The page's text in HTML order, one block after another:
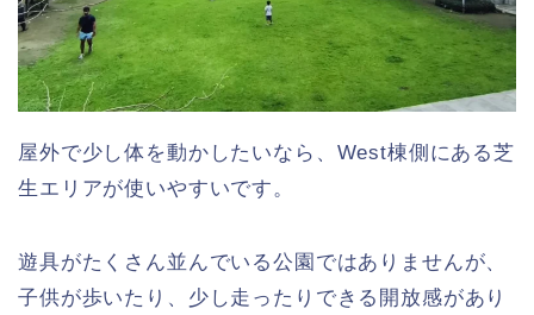
屋外で少し体を動かしたいなら、West棟側にある芝
生エリアが使いやすいです。
遊具がたくさん並んでいる公園ではありませんが、
子供が歩いたり、少し走ったりできる開放感があり